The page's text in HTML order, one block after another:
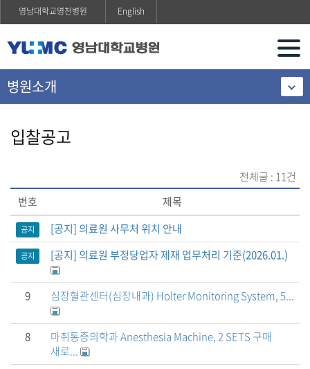
영남대학교영천병원 English
병원소개
입찰공고
전체글 : 11건
번호
제목
공지 [공지] 의료원 사무처 위치 안내
공지 [공지] 의료원 부정당업자 제재 업무처리 기준(2026.01.)
9 심장혈관센터(심장내과) Holter Monitoring System, 5...
8
마취통증의학과 Anesthesia Machine, 2 SETS 구매
새로...